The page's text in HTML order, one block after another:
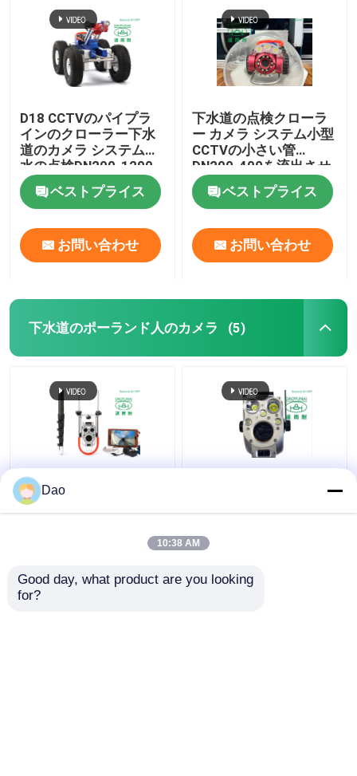
D18 CCTVのパイプラ
インのクローラー下水
道のカメラ システム排
水の点検DN200-1200
ベストプライス
お問い合わせ
下水道の点検クローラ
ー カメラ システム小型
CCTVの小さい管
DN200-400を流出させ
なさい
ベストプライス
お問い合わせ
下水道のポーランド人のカメラ (5)
下水道の検査システム
D16sの無線電信のため
望遠鏡のマンホールの
体の下水道の豪雨によ
る雨水の排水
Dao
10:38 AM
Good day, what product are you looking
for?